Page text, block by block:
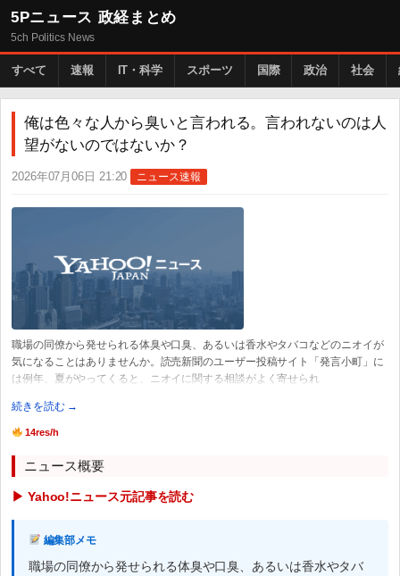
5Pニュース 政経まとめ
5ch Politics News
すべて 速報 IT・科学 スポーツ 国際 政治 社会
俺は色々な人から臭いと言われる。言われないのは人
望がないのではないか？
2026年07月06日 21:20 ニュース速報
職場の同僚から発せられる体臭や口臭、あるいは香水やタバコなどのニオイが
気になることはありませんか。読売新聞のユーザー投稿サイト「発言小町」に
は例年、夏がやってくると、ニオイに関する相談がよく寄せられ
続きを読む →
14res/h
ニュース概要
▶ Yahoo!ニュース元記事を読む
編集部メモ
職場の同僚から発せられる体臭や口臭、あるいは香水やタバ